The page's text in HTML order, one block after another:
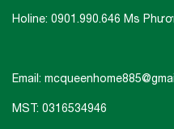
Holine: 0901.990.646 Ms
Email:
MST: 0316534946